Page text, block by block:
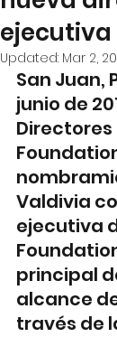
ejecutiva
Updated: Mar 2,
San Juan,
junio de
Valdivia
ejecutiva
principal
alcance
través de